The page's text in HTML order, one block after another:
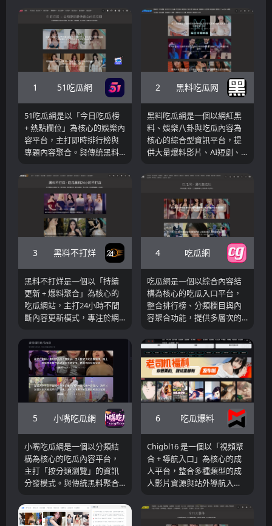
1 51吃瓜網
51吃瓜網是以「今日吃瓜榜
+ 熱點欄位」為核心的娛樂內
容平台，主打即時排行榜與
專題內容聚合。與傳統黑料
目化運營，例如“今日吃瓜”
“吃瓜熱門”“黑料排行榜”"AI短
劇"等板塊，透過結構化內容
幫助用戶快速獲取當前最熱
的網紅事件與娛樂八卦。
2 黑料吃瓜网
黑料吃瓜網是一個以網紅黑
料、娛樂八卦與吃瓜內容為
核心的綜合型資訊平台，提
供大量爆料影片、AI短劇、
吃瓜內容。
3 黑料不打烊
黑料不打烊是一個以「持續
更新 + 爆料聚合」為核心的
吃瓜網站，主打24小時不間
斷內容更新模式，專注於網
以及各類熱點事件的整理與
傳播。
4 吃瓜網
吃瓜網是一個以綜合內容結
構為核心的吃瓜入口平台，
整合排行榜、分類欄目與內
容聚合功能，提供多層次的
驗。平台透過「今日吃瓜」
「吃瓜排行榜」「熱搜吃
瓜」「必看大瓜」等欄目，
將不同類型內容進行系統化
整理，使使用者既可以快速
查看當前熱門事件，也可以
透過分類或專題深入瀏覽相
5 小嘴吃瓜網
小嘴吃瓜網是一個以分類結
構為核心的吃瓜內容平台，
主打「按分類瀏覽」的資訊
分發模式。與傳統黑料聚合
透過明確欄目劃分，例如
「熱門吃瓜」「娛樂吃瓜」
6 吃瓜爆料
Chigbl16 是一個以「視頻聚
合 + 導航入口」為核心的成
人平台，整合多種類型的成
人影片資源與站外導航入
平台透過「中文傳媒」「歐
美影片」「韓國影片」「動